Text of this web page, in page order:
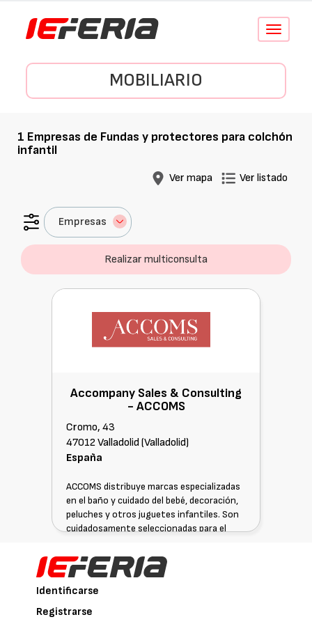
Conmutar
MOBILIARIO
1 Empresas de Fundas y protectores para colchón
infantil
Ver mapa Ver listado
Empresas
Realizar multiconsulta
Accompany Sales & Consulting
- ACCOMS
Cromo, 43
47012 Valladolid (Valladolid)
España
ACCOMS distribuye marcas especializadas
en el baño y cuidado del bebé, decoración,
peluches y otros juguetes infantiles. Son
cuidadosamente seleccionadas para el
Identificarse
Registrarse